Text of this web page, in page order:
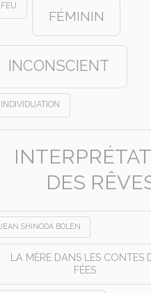
FEU
FÉMININ
INCONSCIENT
INDIVIDUATION
DES
JEAN SHINODA BOLEN
LA MÈRE DANS LES CONTES
FÉES